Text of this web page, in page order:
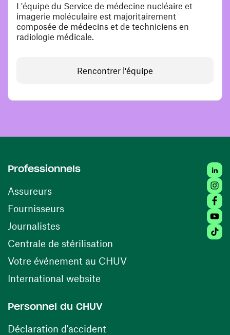
L'équipe du Service de médecine nucléaire et
imagerie moléculaire est majoritairement
composée de médecins et de techniciens en
radiologie médicale.
Rencontrer l'équipe
Professionnels
Assureurs
Fournisseurs(ouvre une nouvelle fenêtre)
Journalistes
Centrale de stérilisation (ouvre une nouvelle
Votre événement au CHUV(ouvre une nouvelle
International website
Personnel du CHUV
Déclaration d'accident